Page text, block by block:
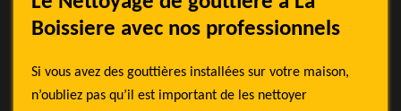
Boissiere avec nos professionnels
Si vous avez des gouttières installées sur votre maison,
n’oubliez pas qu’il est important de les nettoyer